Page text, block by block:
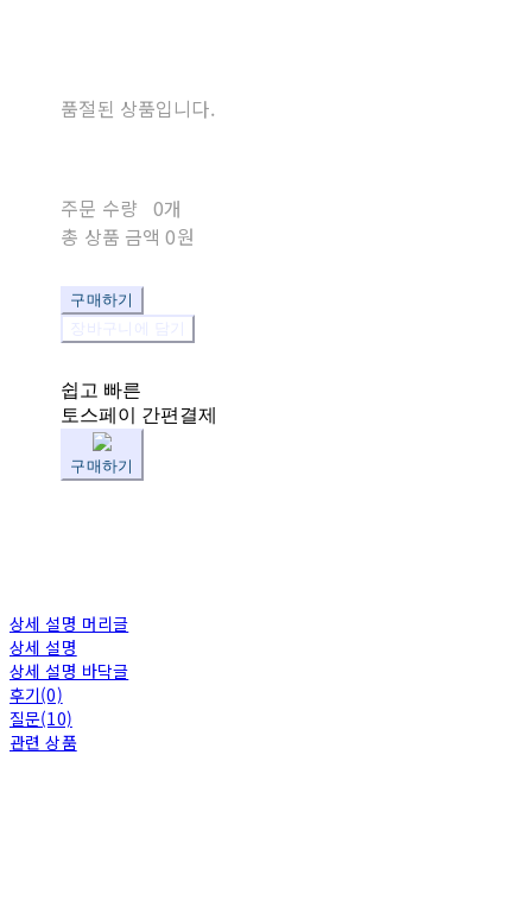
품절된 상품입니다.
주문 수량 0개
총 상품 금액 0원
구매하기
장바구니에 담기
쉽고 빠른
토스페이 간편결제
구매하기
상세 설명 머리글
상세 설명
상세 설명 바닥글
후기(0)
질문(10)
관련 상품